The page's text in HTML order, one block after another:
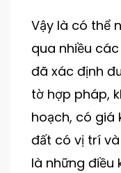
Vậy là có thể
qua nhiều
đã xác định
tờ hợp pháp,
hoạch, có giá
đất có vị trí
là những điều